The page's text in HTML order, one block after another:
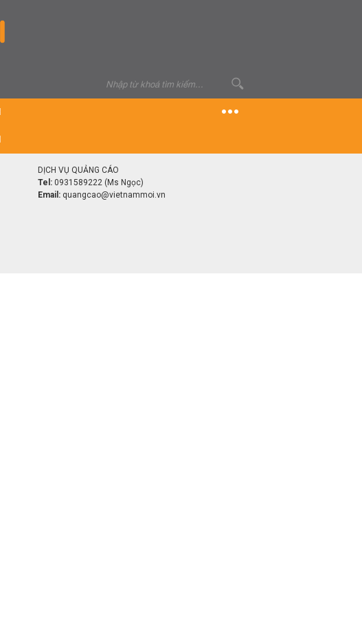
DỊCH VỤ QUẢNG CÁO
Tel: 0931589222 (Ms Ngọc)
Email: quangcao@vietnammoi.vn